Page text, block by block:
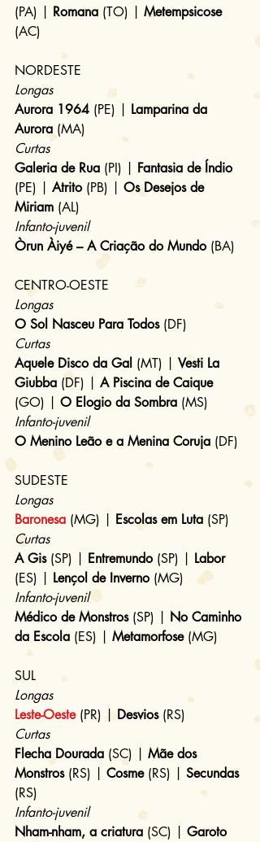
(PA) | Romana (TO) | Metempsicose
(AC)
NORDESTE
Longas
Aurora 1964 (PE) | Lamparina da
Aurora (MA)
Curtas
Galeria de Rua (PI) | Fantasia de Índio
(PE) | Atrito (PB) | Os Desejos de
Miriam (AL)
Infanto-juvenil
Òrun Àiyé – A Criação do Mundo (BA)
CENTRO-OESTE
Longas
O Sol Nasceu Para Todos (DF)
Curtas
Aquele Disco da Gal (MT) | Vesti La
Giubba (DF) | A Piscina de Caique
(GO) | O Elogio da Sombra (MS)
Infanto-juvenil
O Menino Leão e a Menina Coruja (DF)
SUDESTE
Longas
Baronesa (MG) | Escolas em Luta (SP)
Curtas
A Gis (SP) | Entremundo (SP) | Labor
(ES) | Lençol de Inverno (MG)
Infanto-juvenil
Médico de Monstros (SP) | No Caminho
da Escola (ES) | Metamorfose (MG)
SUL
Longas
Leste-Oeste (PR) | Desvios (RS)
Curtas
Flecha Dourada (SC) | Mãe dos
Monstros (RS) | Cosme (RS) | Secundas
(RS)
Infanto-juvenil
Nham-nham, a criatura (SC) | Garoto